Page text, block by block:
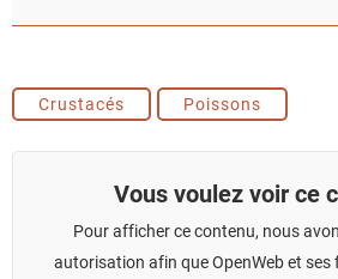
Crustacés Poissons
Vous voulez voir ce
Pour afficher ce contenu, nous
autorisation afin que OpenWeb et ses